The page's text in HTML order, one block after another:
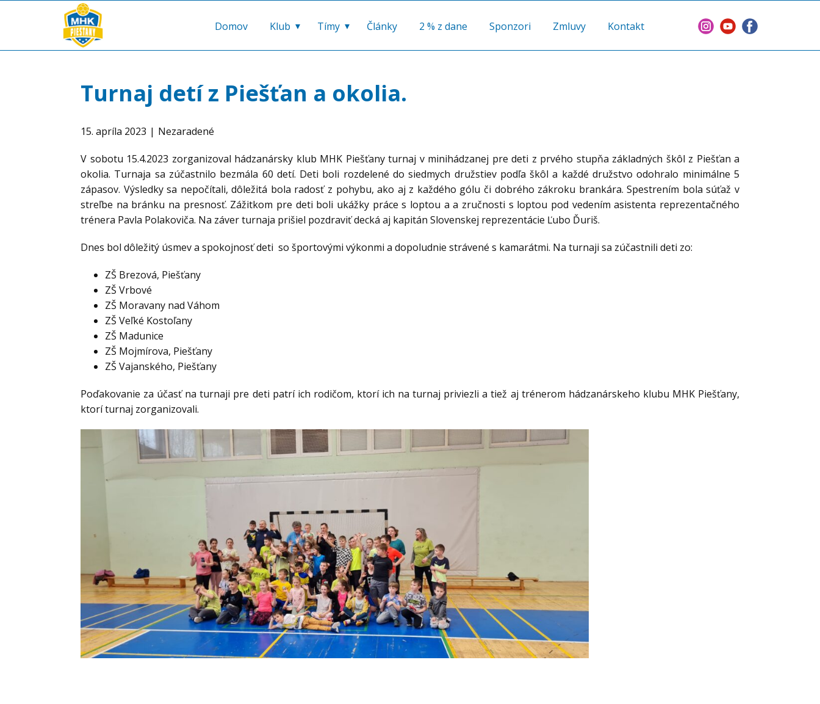
Domov Klub Tímy Články 2 % z dane Sponzori Zmluvy Kontakt
Turnaj detí z Piešťan a okolia.
15. apríla 2023 Nezaradené
V sobotu 15.4.2023 zorganizoval hádzanársky klub MHK Piešťany turnaj v minihádzanej pre deti z prvého stupňa základných škôl z Piešťan a
okolia. Turnaja sa zúčastnilo bezmála 60 detí. Deti boli rozdelené do siedmych družstiev podľa škôl a každé družstvo odohralo minimálne 5
zápasov. Výsledky sa nepočítali, dôležitá bola radosť z pohybu, ako aj z každého gólu či dobrého zákroku brankára. Spestrením bola súťaž v
streľbe na bránku na presnosť. Zážitkom pre deti boli ukážky práce s loptou a a zručnosti s loptou pod vedením asistenta reprezentačného
trénera Pavla Polakoviča. Na záver turnaja prišiel pozdraviť decká aj kapitán Slovenskej reprezentácie Ľubo Ďuriš.
Dnes bol dôležitý úsmev a spokojnosť deti so športovými výkonmi a dopoludnie strávené s kamarátmi. Na turnaji sa zúčastnili deti zo:
ZŠ Brezová, Piešťany
ZŠ Vrbové
ZŠ Moravany nad Váhom
ZŠ Veľké Kostoľany
ZŠ Madunice
ZŠ Mojmírova, Piešťany
ZŠ Vajanského, Piešťany
Poďakovanie za účasť na turnaji pre deti patrí ich rodičom, ktorí ich na turnaj priviezli a tiež aj trénerom hádzanárskeho klubu MHK Piešťany,
ktorí turnaj zorganizovali.